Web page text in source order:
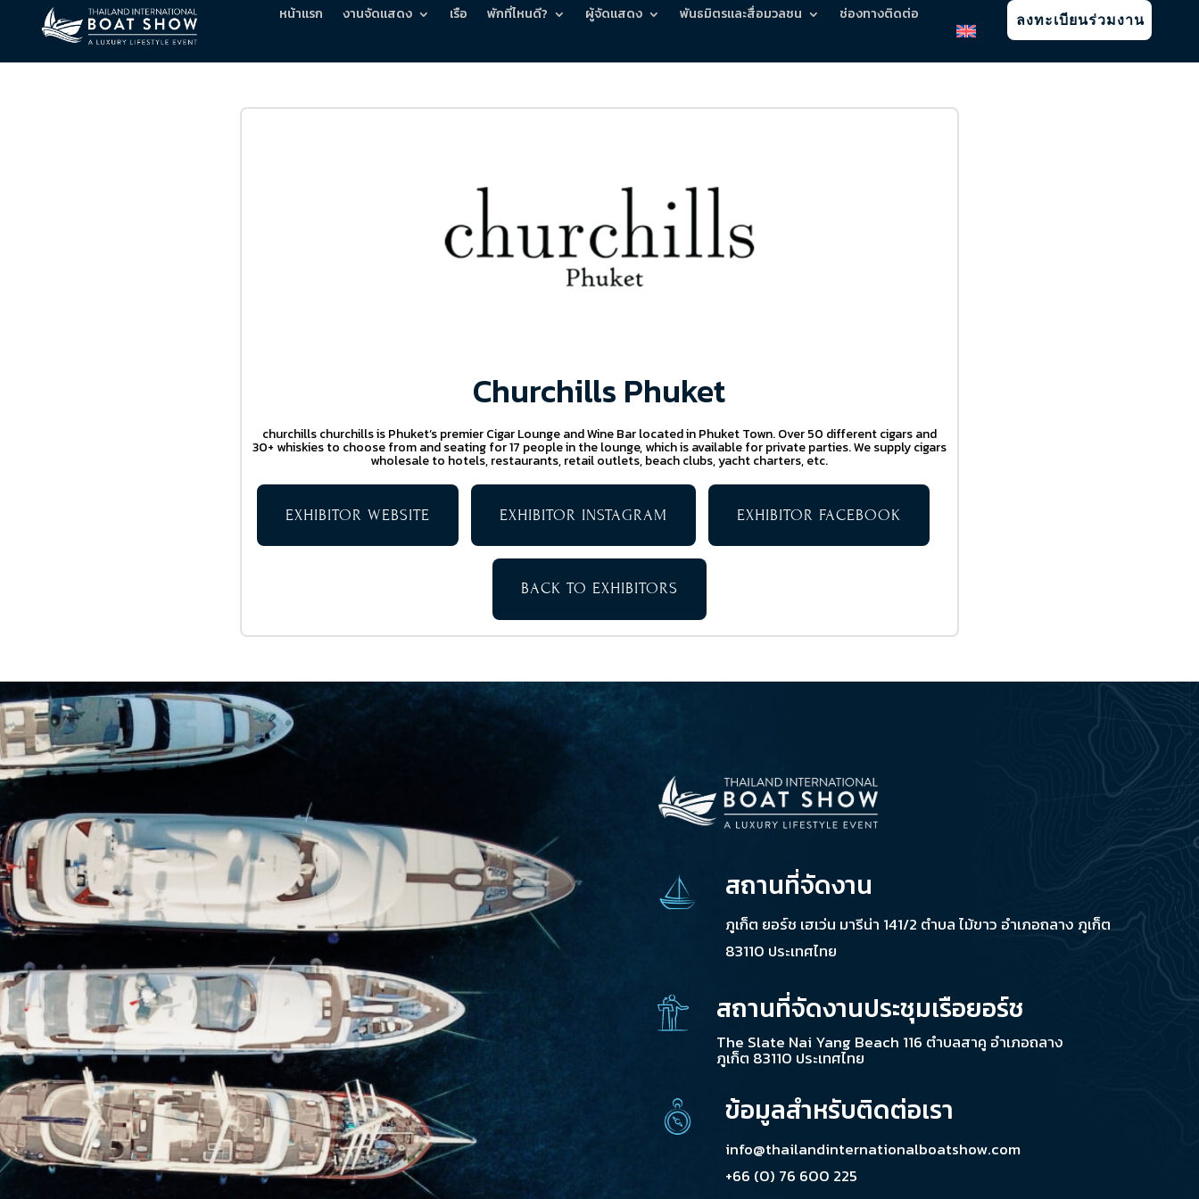
หน้าแรก งานจัดแสดง เรือ พักที่ไหนดี? ผู้จัดแสดง พันธมิตรและสื่อมวลชน ช่องทางติดต่อ ลงทะเบียนร่วมงาน
Churchills Phuket
churchills churchills is Phuket’s premier Cigar Lounge and Wine Bar located in Phuket Town. Over 50 different cigars and
30+ whiskies to choose from and seating for 17 people in the lounge, which is available for private parties. We supply cigars
wholesale to hotels, restaurants, retail outlets, beach clubs, yacht charters, etc.
EXHIBITOR WEBSITE EXHIBITOR INSTAGRAM EXHIBITOR FACEBOOK
BACK TO EXHIBITORS
สถานที่จัดงาน
ภูเก็ต ยอร์ช เฮเว่น มารีน่า 141/2 ตำบล ไม้ขาว อำเภอถลาง ภูเก็ต
83110 ประเทศไทย
สถานที่จัดงานประชุมเรือยอร์ช
The Slate Nai Yang Beach 116 ตำบลสาคู อำเภอถลาง
ภูเก็ต 83110 ประเทศไทย
ข้อมูลสำหรับติดต่อเรา
info@thailandinternationalboatshow.com
+66 (0) 76 600 225